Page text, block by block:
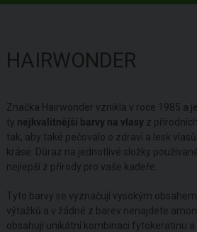
HAIRWONDER
Značka Hairwonder vznikla v roce 1985 a
ty nejkvalitnější barvy na vlasy z
tak, aby také pečovalo o zdraví a lesk
kráse. Důraz na jednotlivé složky
nejlepší z přírody pro vaše kadeře.
Tyto barvy se vyznačují vysokým
výtažků a v žádné z barev nenajdete
obsahují unikátní kombinaci fytokeratinu